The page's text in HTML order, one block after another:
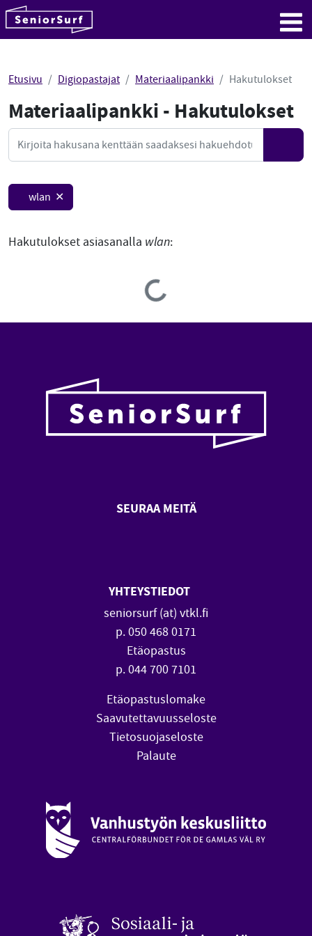
Hyppää sisältöön
Etusivu Digiopastajat Materiaalipankki Hakutulokset
Materiaalipankki - Hakutulokset
Haku
Hae
wlan ✕
Hakutulokset asiasanalla wlan:
Loading...
SEURAA MEITÄ
YHTEYSTIEDOT
seniorsurf (at) vtkl.fi
p. 050 468 0171
Etäopastus
p. 044 700 7101
Etäopastuslomake
Saavutettavuusseloste
Tietosuojaseloste
Palaute